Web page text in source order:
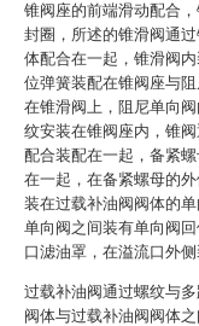
锥阀座的前端滑动配合
封圈，所述的锥滑阀通
体配合在一起，锥滑阀
位弹簧装配在锥阀座与
在锥滑阀上，阻尼单向
纹安装在锥阀座内，锥
配合装配在一起，备紧
在一起，在备紧螺母的
装在过载补油阀阀体的
单向阀之间装有单向阀
口滤油罩，在溢流口外侧
过载补油阀通过螺纹与
阀体与过载补油阀阀体